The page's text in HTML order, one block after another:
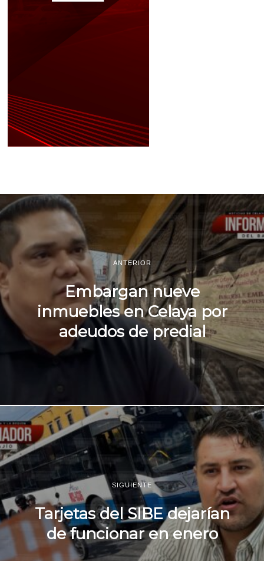
ANTERIOR
Embargan nueve
inmuebles en Celaya por
adeudos de predial
SIGUIENTE
Tarjetas del SIBE dejarían
de funcionar en enero